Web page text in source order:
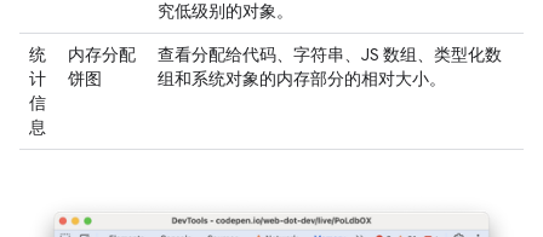
究低级别的对象。
统
计
信
息
内存分配
饼图
查看分配给代码、字符串、JS 数组、类型化数
组和系统对象的内存部分的相对大小。